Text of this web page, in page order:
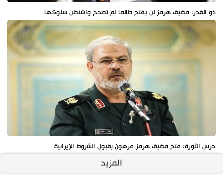
ذو القدر: مضيق هرمز لن يفتح طالما لم تصحح واشنطن سلوكها
حرس الثورة: فتح مضيق هرمز مرهون بقبول الشروط الإيرانية
المزيد